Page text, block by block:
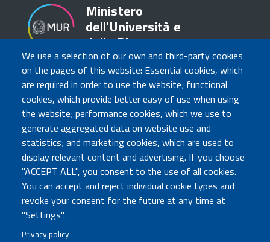
We use a selection of our own and third-party cookies
on the pages of this website: Essential cookies, which
are required in order to use the website; functional
cookies, which provide better easy of use when using
the website; performance cookies, which we use to
generate aggregated data on website use and
statistics; and marketing cookies, which are used to
display relevant content and advertising. If you choose
"ACCEPT ALL", you consent to the use of all cookies.
You can accept and reject individual cookie types and
revoke your consent for the future at any time at
"Settings".
Privacy policy
Ministero
dell'Università e
della Ricerca
TRASPARENZA
Amministrazione Trasparente
Atti di notifica
Albo online
Concorsi
COMUNICA CON NOI
Urp
Posta elettronica certificata
Sedi e contatti